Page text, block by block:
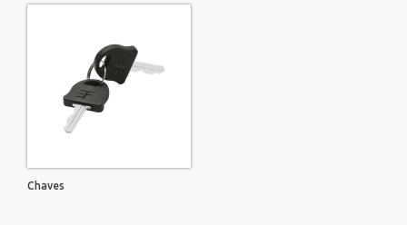
Chaves